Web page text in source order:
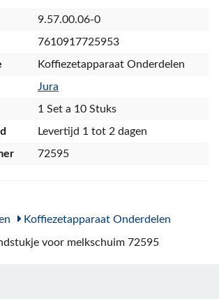
9.57.00.06-0
7610917725953
Koffiezetapparaat Onderdelen
Jura
1 Set a 10 Stuks
Levertijd 1 tot 2 dagen
72595
Koffiezetapparaat Onderdelen
voor melkschuim 72595